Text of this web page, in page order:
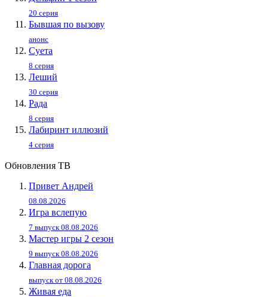
20 серия
Бывшая по вызову
анонс
Суета
8 серия
Леший
30 серия
Рада
8 серия
Лабиринт иллюзий
4 серия
Обновления ТВ
Привет Андpей
08.08.2026
Игра вслепую
7 выпуск 08.08.2026
Мастер игры 2 сезон
9 выпуск 08.08.2026
Главная дорога
выпуск от 08.08.2026
Живaя eдa